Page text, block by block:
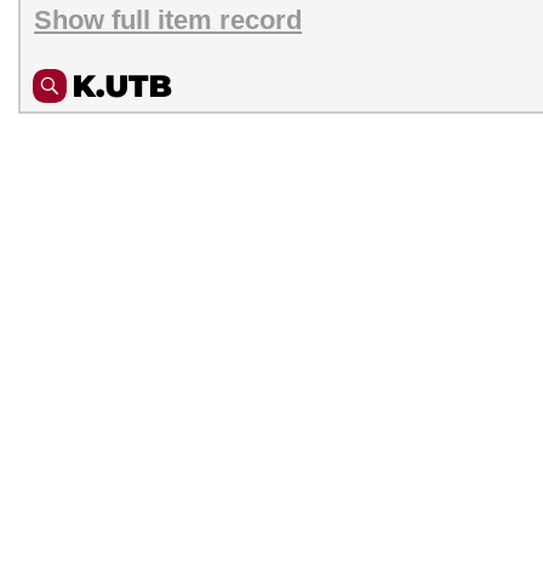
Show full item record